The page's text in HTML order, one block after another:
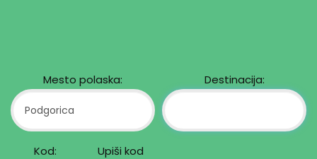
Mesto polaska: Destinacija:
Kod: Upiši kod